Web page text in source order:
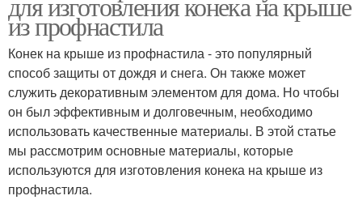
из профнастила
Конек на крыше из профнастила - это популярный
способ защиты от дождя и снега. Он также может
служить декоративным элементом для дома. Но чтобы
он был эффективным и долговечным, необходимо
использовать качественные материалы. В этой статье
мы рассмотрим основные материалы, которые
используются для изготовления конека на крыше из
профнастила.